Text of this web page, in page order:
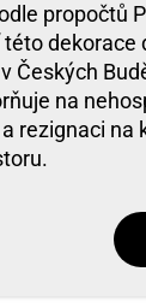
propočtů
dekorace
Českých
na
rezignaci na